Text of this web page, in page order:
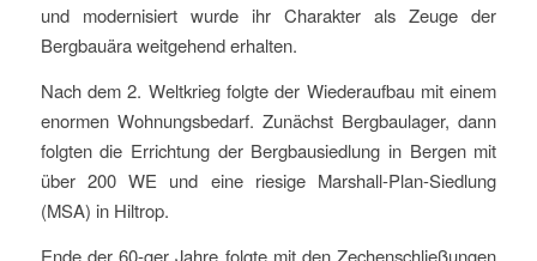
und modernisiert wurde ihr Charakter als Zeuge der
Bergbauära weitgehend erhalten.
Nach dem 2. Weltkrieg folgte der Wiederaufbau mit einem
enormen Wohnungsbedarf. Zunächst Bergbaulager, dann
folgten die Errichtung der Bergbausiedlung in Bergen mit
über 200 WE und eine riesige Marshall-Plan-Siedlung
(MSA) in Hiltrop.
Ende der 60-ger Jahre folgte mit den Zechenschließungen